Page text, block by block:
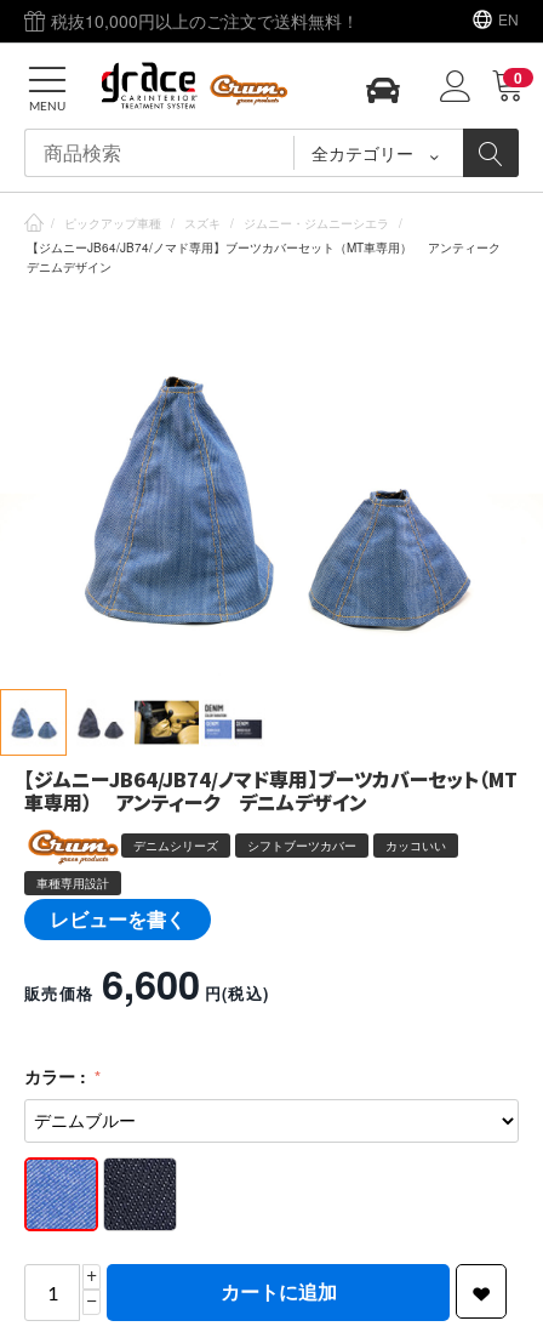
税抜10,000円以上のご注文で送料無料！ EN
全カテゴリー
0
MENU
/ ピックアップ車種 / スズキ / ジムニー・ジムニーシエラ
/
【ジムニーJB64/JB74/ノマド専用】ブーツカバーセット（MT車専用） アンティーク
デニムデザイン
【ジムニーJB64/JB74/ノマド専用】ブーツカバーセット（MT
車専用） アンティーク デニムデザイン
デニムシリーズ シフトブーツカバー カッコいい
車種専用設計
レビューを書く
販売価格 6,600 円(税込)
カラー :
+
−
カートに追加